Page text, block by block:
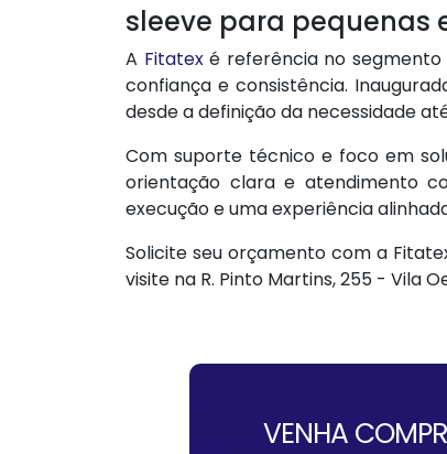
sleeve para pequenas
A Fitatexé referência no segmento
confiança e consistência.
desde a definição da necessidade
Com suporte técnico e foco em
orientação clara e atendimento
execução e uma experiência
Solicite seu orçamento com a
visite na R. Pinto Martins, 255 - Vila
VENHA